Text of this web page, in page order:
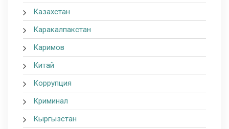
Казахстан
Каракалпакстан
Каримов
Китай
Коррупция
Криминал
Кыргызстан